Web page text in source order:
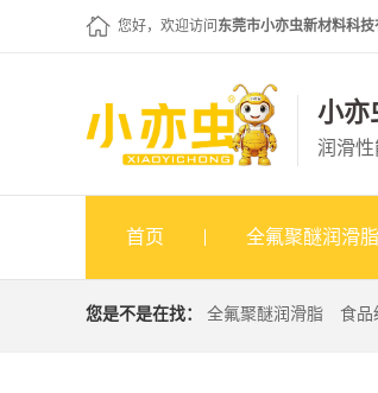
您好，欢迎访问 东莞市小亦虫新材料科技
小亦
润滑
首页 全氟聚醚润滑脂
您是不是在找： 全氟聚醚润滑脂 食品